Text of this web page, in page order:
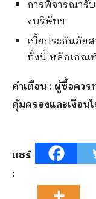
การพิจารณารั
งบริษัทฯ
เบี้ยประกันภัย
ทั้งนี้ หลักเกณ
คำเตือน : ผู้ซื้อควร
คุ้มครองและเงื่อ
แชร์
: